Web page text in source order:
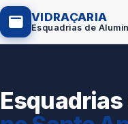
VIDRAÇARIA
Esquadrias de
Box de Vidro
Portas em Vidro